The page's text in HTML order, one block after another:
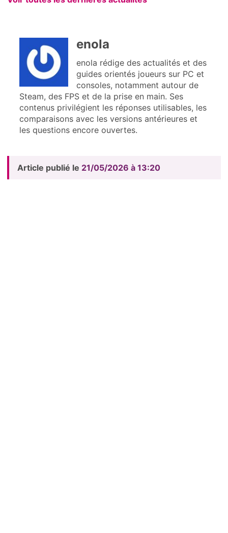
enola
enola rédige des actualités et des
guides orientés joueurs sur PC et
consoles, notamment autour de
Steam, des FPS et de la prise en main. Ses
contenus privilégient les réponses utilisables, les
comparaisons avec les versions antérieures et
les questions encore ouvertes.
Article publié le 21/05/2026 à 13:20